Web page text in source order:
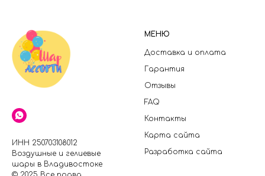
ИНН 250703108012
Воздушные и гелиевые
шары в Владивостоке
МЕНЮ
Доставка и оплата
Гарантия
Отзывы
FAQ
Контакты
Карта сайта
Разработка сайта